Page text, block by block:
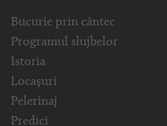
Bucurie prin cântec
Programul slujbelor
Istoria
Locașuri
Pelerinaj
Predici